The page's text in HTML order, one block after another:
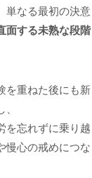
単なる最初の決意
面する未熟な段階
を重ねた後にも新
を忘れずに乗り越
慢心の戒めにつな